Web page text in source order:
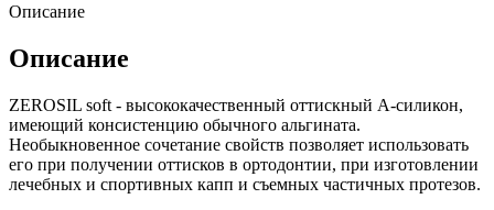
Описание
Описание
ZEROSIL soft - высококачественный оттискный А-силикон,
имеющий консистенцию обычного альгината.
Необыкновенное сочетание свойств позволяет использовать
его при получении оттисков в ортодонтии, при изготовлении
лечебных и спортивных капп и съемных частичных протезов.